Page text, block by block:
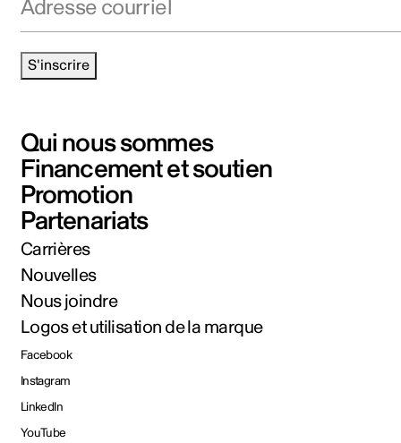
S'inscrire
Qui nous sommes
Financement et soutien
Promotion
Partenariats
Carrières
Nouvelles
Nous joindre
Logos et utilisation de la marque
Facebook
Instagram
LinkedIn
YouTube